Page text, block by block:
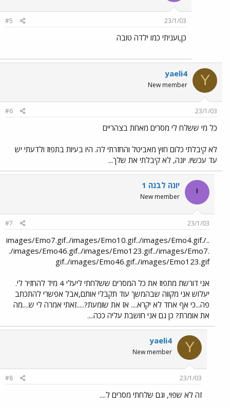
23/1/03
#5
כן,ועניתי כמו ילדה טובה
Y
yaeli4
New member
23/1/03
#6
כל מי ששלח לי מסרים מאחת בצהריים
לא קיבלתי כלום חוץ מאביטל והחזרתי לה. היו בעיות בתפוז ולדעתי יש
עד עכשיו. יונה, לא קיבלתי את שלך...
י יונה לבנה 1
New member
23/1/03
#7
../images/Emo7.gif../images/Emo10.gif../images/Emo4.gif.
./images/Emo46.gif../images/Emo123.gif../images/Emo7.
gif../images/Emo46.gif../images/Emo123.gif
אני דורשת מתפוז את כל המסרים ששלחתי ליעלי 4 מיד להחזיר לי.
יעלוש אני מקווה שבהמשך עוד תקבלי אותם,אבל אפשרי להתכתב
פה...כי אף אחד לא יקרא.... אז את שומעת?.....זאתי אמרה לי ש....מה
את אומרת? כן גם אני חושבת עליה ככה....
Y
yaeli4
New member
23/1/03
#8
זה לא שפוי, וגם שלחתי מסרים ל....